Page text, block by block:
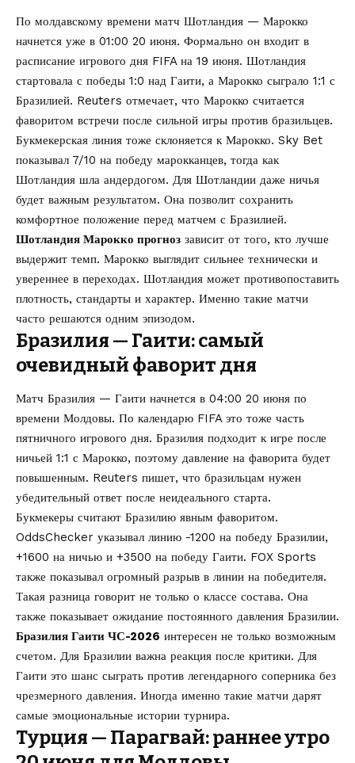
По молдавскому времени матч Шотландия — Марокко
начнется уже в 01:00 20 июня. Формально он входит в
расписание игрового дня FIFA на 19 июня. Шотландия
стартовала с победы 1:0 над Гаити, а Марокко сыграло 1:1 с
Бразилией. Reuters отмечает, что Марокко считается
фаворитом встречи после сильной игры против бразильцев.
Букмекерская линия тоже склоняется к Марокко. Sky Bet
показывал 7/10 на победу марокканцев, тогда как
Шотландия шла андердогом. Для Шотландии даже ничья
будет важным результатом. Она позволит сохранить
комфортное положение перед матчем с Бразилией.
Шотландия Марокко прогноз зависит от того, кто лучше
выдержит темп. Марокко выглядит сильнее технически и
увереннее в переходах. Шотландия может противопоставить
плотность, стандарты и характер. Именно такие матчи
часто решаются одним эпизодом.
Бразилия — Гаити: самый
очевидный фаворит дня
Матч Бразилия — Гаити начнется в 04:00 20 июня по
времени Молдовы. По календарю FIFA это тоже часть
пятничного игрового дня. Бразилия подходит к игре после
ничьей 1:1 с Марокко, поэтому давление на фаворита будет
повышенным. Reuters пишет, что бразильцам нужен
убедительный ответ после неидеального старта.
Букмекеры считают Бразилию явным фаворитом.
OddsChecker указывал линию -1200 на победу Бразилии,
+1600 на ничью и +3500 на победу Гаити. FOX Sports
также показывал огромный разрыв в линии на победителя.
Такая разница говорит не только о классе состава. Она
также показывает ожидание постоянного давления Бразилии.
Бразилия Гаити ЧС-2026 интересен не только возможным
счетом. Для Бразилии важна реакция после критики. Для
Гаити это шанс сыграть против легендарного соперника без
чрезмерного давления. Иногда именно такие матчи дарят
самые эмоциональные истории турнира.
Турция — Парагвай: раннее утро